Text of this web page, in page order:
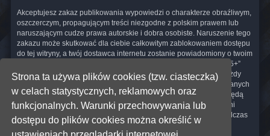
Strona ta używa plików cookies (tzw. ciasteczka)
w celach statystycznych, reklamowych oraz
funkcjonalnych. Warunki przechowywania lub
dostępu do plików cookies można określić w
Akceptujesz zakaz publikowania wypowiedzi o charakterze obraźliwym,
oszczerczym, propagującym treści niezgodne z polskim prawem lub
naruszającym cudze prawa autorskie i dobra osobiste. Naruszenie tego
zakazu może skutkować dla ciebie całkowitym zablokowaniem dostępu
do tej witryny, a twój dostawca internetu zostanie powiadomiony o twoim
niewłaściwym zachowaniu. Wyrażasz zgodę na to, że „Wataha125+”
może w każdej chwili usunąć, zmienić, przenieść lub zamknąć każdy
twój temat, post. Wyrażasz zgodę na zapisywanie wszystkich podanych
przez ciebie informacji w naszej bazie danych. Informacje te nie będą
przekazywane nikomu bez twojej zgody, ale ani „Wataha125+”, ani
phpBB nie ponosi odpowiedzialności za włamania do witryny, podczas
których może dojść do kradzieży danych.